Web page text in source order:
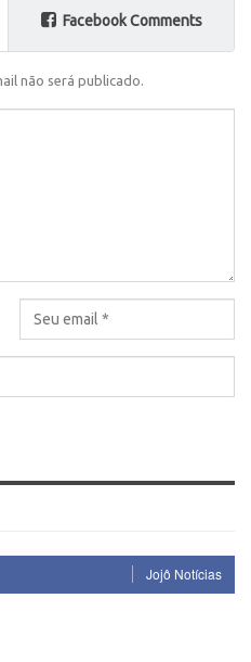
Facebook Comments
não será publicado.
Jojô Notícias